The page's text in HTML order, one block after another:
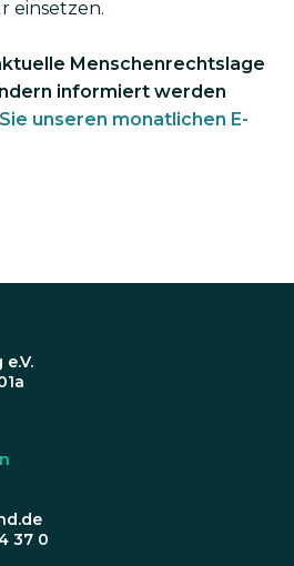
einsetzen.
Menschenrechtslage
informiert werden
unseren monatlichen E-
37 0